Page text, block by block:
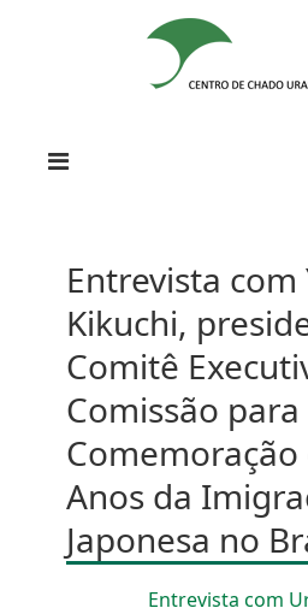
Entrevista
Kikuchi,
Comitê
Comissão para
Comemoração
Anos da
Japonesa no
Entrevista com